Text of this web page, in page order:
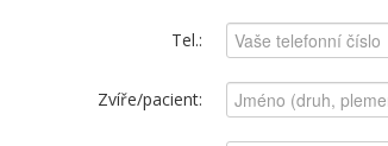
Tel.:
Zvíře/pacient: